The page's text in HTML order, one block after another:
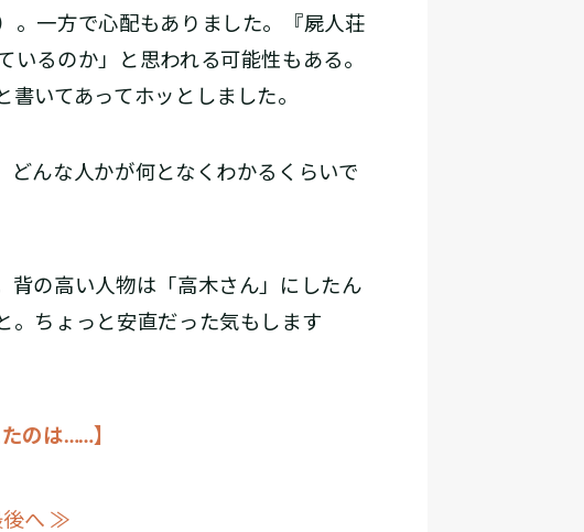
。一方で心配もありました。『屍人荘
るのか」と思われる可能性もある。
いてあってホッとしました。
んな人かが何となくわかるくらいで
の高い人物は「高木さん」にしたん
。ちょっと安直だった気もします
のは……】
後へ ≫